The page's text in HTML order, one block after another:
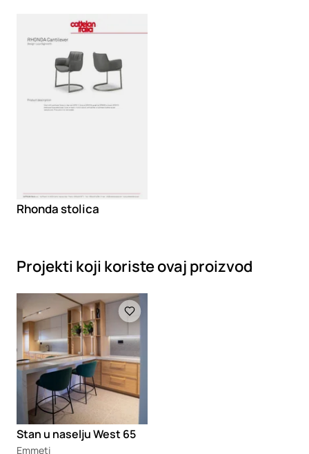
Rhonda stolica
Projekti koji koriste ovaj proizvod
Stan u naselju West 65
Emmeti